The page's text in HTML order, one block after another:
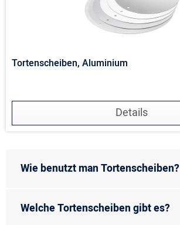
Tortenscheiben, Aluminium
Details
Wie benutzt man Tortenscheiben?
Welche Tortenscheiben gibt es?